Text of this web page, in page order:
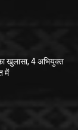
खुलासा, 4 अभियुक्त
में